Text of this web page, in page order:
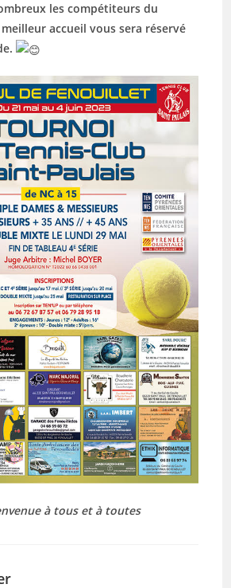
les compétiteurs du
accueil vous sera réservé
à tous et à toutes